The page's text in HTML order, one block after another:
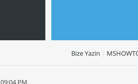
Bize Yazin |
09:04 PM.